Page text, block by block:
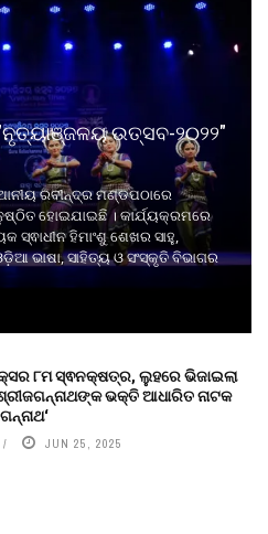
ଉତ୍ସବ-୨୦୨୨"
ରବୀନ୍ଦ୍ର ମଣ୍ଡପଠାରେ
ହୋଇଯାଇଛି । କାର୍ଯ୍ୟକ୍ରମରେ
ସ୍ଵାଧୀନ ହିମାଂଶୁ ଶେଖର ସାହୁ,
ଭାଷା, ସାହିତ୍ୟ ଓ ସଂସ୍କୃତି ବିଭାଗର
୮ମ ସ୍ଵନକ୍ଷତ୍ର, ଲୁହରେ ଭିଜାଇଲା
ଭକ୍ତି ଆଧାରିତ ନାଟକ
JUN 25, 2025